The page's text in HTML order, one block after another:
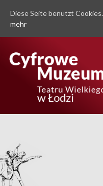
Diese Seite benutzt Cookies.
mehr